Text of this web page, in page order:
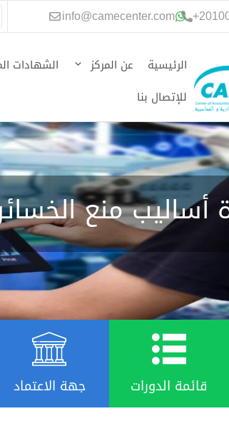
+
info@camecenter.com
الرئيسية عن المركز الشهادات
للإتصال بنا
أساليب منع
قائمة الدورات جهة الاعتماد